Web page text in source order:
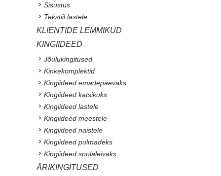
Sisustus
Tekstiil lastele
KLIENTIDE LEMMIKUD
KINGIIDEED
Jõulukingitused
Kinkekomplektid
Kingiideed emadepäevaks
Kingiideed katsikuks
Kingiideed lastele
Kingiideed meestele
Kingiideed naistele
Kingiideed pulmadeks
Kingiideed soolaleivaks
ÄRIKINGITUSED